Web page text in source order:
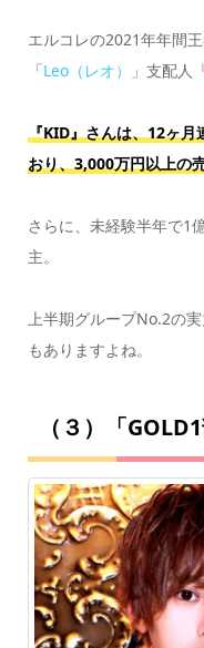
エルコレの2021年年間
「Leo（レオ） 」支配人
『KID』さんは、12ヶ月
おり、3,000万円以上の
さらに、未経験半年で1
主。
上半期グループNo.2の
もありますよね。
（３）「